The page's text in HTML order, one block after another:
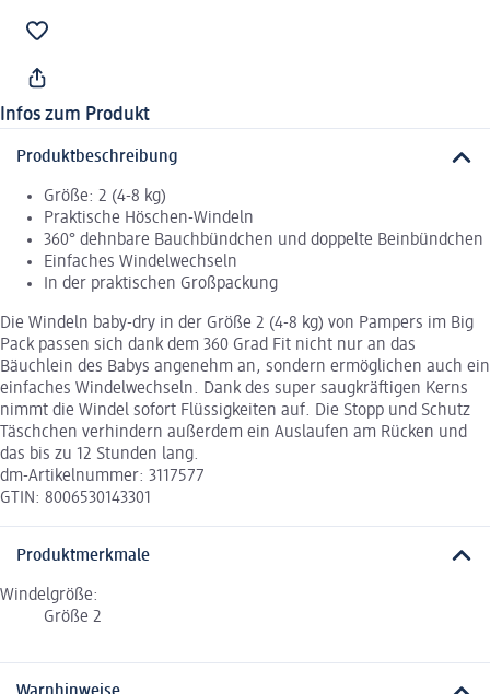
Infos zum Produkt
Produktbeschreibung
Größe: 2 (4-8 kg)
Praktische Höschen-Windeln
360° dehnbare Bauchbündchen und doppelte Beinbündchen
Einfaches Windelwechseln
In der praktischen Großpackung
Die Windeln baby-dry in der Größe 2 (4-8 kg) von Pampers im Big
Pack passen sich dank dem 360 Grad Fit nicht nur an das
Bäuchlein des Babys angenehm an, sondern ermöglichen auch ein
einfaches Windelwechseln. Dank des super saugkräftigen Kerns
nimmt die Windel sofort Flüssigkeiten auf. Die Stopp und Schutz
Täschchen verhindern außerdem ein Auslaufen am Rücken und
das bis zu 12 Stunden lang.
dm-Artikelnummer: 3117577
GTIN: 8006530143301
Produktmerkmale
Windelgröße:
Größe 2